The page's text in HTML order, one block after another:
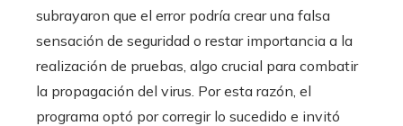
subrayaron que el error podría crear una falsa
sensación de seguridad o restar importancia a la
realización de pruebas, algo crucial para combatir
la propagación del virus. Por esta razón, el
programa optó por corregir lo sucedido e invitó